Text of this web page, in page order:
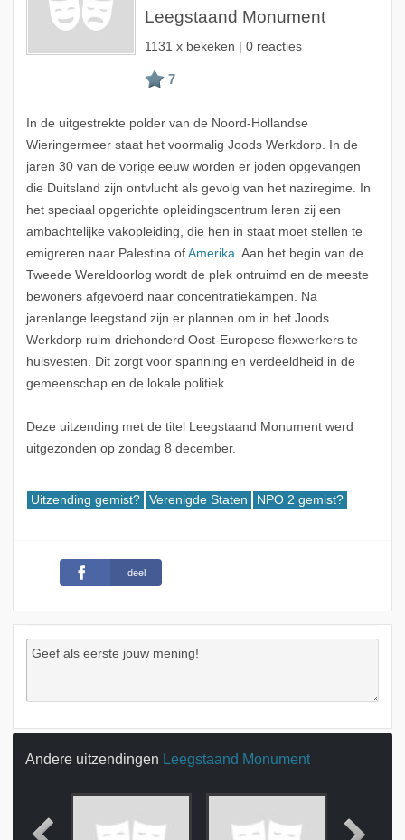
Leegstaand Monument
1131 x bekeken | 0 reacties
In de uitgestrekte polder van de Noord-Hollandse
Wieringermeer staat het voormalig Joods Werkdorp. In de
jaren 30 van de vorige eeuw worden er joden opgevangen
die Duitsland zijn ontvlucht als gevolg van het naziregime. In
het speciaal opgerichte opleidingscentrum leren zij een
ambachtelijke vakopleiding, die hen in staat moet stellen te
emigreren naar Palestina of Amerika. Aan het begin van de
Tweede Wereldoorlog wordt de plek ontruimd en de meeste
bewoners afgevoerd naar concentratiekampen. Na
jarenlange leegstand zijn er plannen om in het Joods
Werkdorp ruim driehonderd Oost-Europese flexwerkers te
huisvesten. Dit zorgt voor spanning en verdeeldheid in de
gemeenschap en de lokale politiek.
Deze uitzending met de titel Leegstaand Monument werd
uitgezonden op zondag 8 december.
Uitzending gemist? Verenigde Staten NPO 2 gemist?
deel
Andere uitzendingen Leegstaand Monument